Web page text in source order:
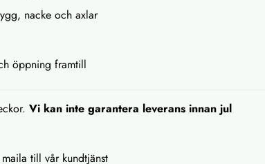
nacke och axlar
öppning framtill
Vi kan inte garantera leverans innan jul
till vår kundtjänst